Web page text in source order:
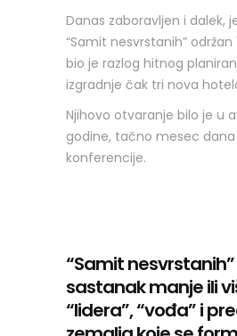
Danas zaboravljen i dalek,
“Samit nesvrstanih” održan
bio je razlog hitnog
izgradnje čak tri nova
Njihovo otvaranje bilo je u
godine, tačno mesec
konferencije.
“Samit
sastanak manje ili
“lidera”, “vođa” i